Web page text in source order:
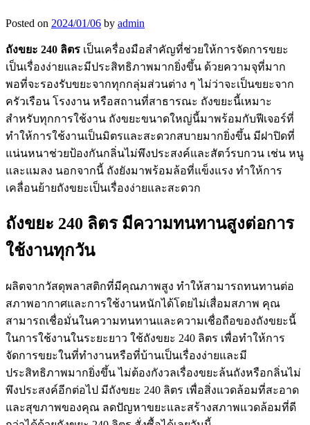
Posted on 2024/01/06 by admin
ถังขยะ 240 ลิตร เป็นเครื่องมือสำคัญที่ช่วยให้การจัดการขยะ
เป็นเรื่องง่ายและมีประสิทธิภาพมากยิ่งขึ้น ด้วยความจุที่มาก
พอที่จะรองรับขยะจากทุกกลุ่มส่วนต่าง ๆ ไม่ว่าจะเป็นขยะจาก
ครัวเรือน โรงงาน หรือสถานที่สาธารณะ ถังขยะนี้เหมาะ
สำหรับทุกการใช้งาน ถังขยะขนาดใหญ่นี้มาพร้อมกับฟีเจอร์ที่
ทำให้การใช้งานเป็นมิตรและสะดวกสบายมากยิ่งขึ้น มีฝาปิดที่
แน่นหนาช่วยป้องกันกลิ่นไม่พึงประสงค์และสัตว์รบกวน เช่น หนู
และแมลง นอกจากนี้ ถังยังมาพร้อมล้อที่แข็งแรง ทำให้การ
เคลื่อนย้ายถังขยะเป็นเรื่องง่ายและสะดวก
ถังขยะ 240 ลิตร มีความทนทานสูงต่อการ
ใช้งานทุกวัน
ผลิตจากวัสดุพลาสติกที่มีคุณภาพสูง ทำให้สามารถทนทานต่อ
สภาพอากาศและการใช้งานหนักได้โดยไม่เสื่อมสภาพ คุณ
สามารถเชื่อมั่นในความทนทานและความเชื่อถือของถังขยะนี้
ในการใช้งานในระยะยาว ใช้ถังขยะ 240 ลิตร เพื่อทำให้การ
จัดการขยะในที่ทำงานหรือที่บ้านเป็นเรื่องง่ายและมี
ประสิทธิภาพมากยิ่งขึ้น ไม่ต้องกังวลเรื่องขยะล้นถังหรือกลิ่นไม่
พึงประสงค์อีกต่อไป มีถังขยะ 240 ลิตร เพื่อสิ่งแวดล้อมที่สะอาด
และสุขภาพของคุณ ลดปัญหาขยะและสร้างสภาพแวดล้อมที่ดี